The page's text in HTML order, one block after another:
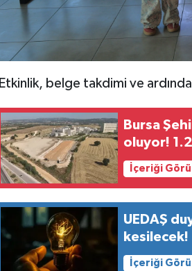
Etkinlik, belge takdimi ve
Bursa
oluyor!
İçeriği
UEDAŞ
kesilecek!
İçeriği